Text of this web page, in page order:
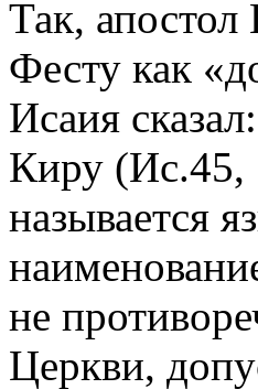
Так,
Фесту как
Исаия
Киру (Ис.45,
называется
не
Церкви,